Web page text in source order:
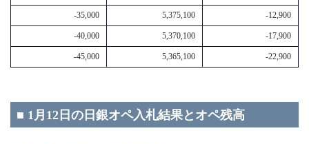
-35,000 5,375,100 -12,900
-40,000 5,370,100 -17,900
-45,000 5,365,100 -22,900
■ 1月12日の日銀オペ入札結果とオペ残高